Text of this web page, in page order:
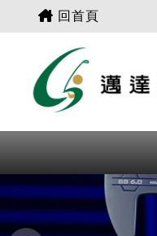
回首頁